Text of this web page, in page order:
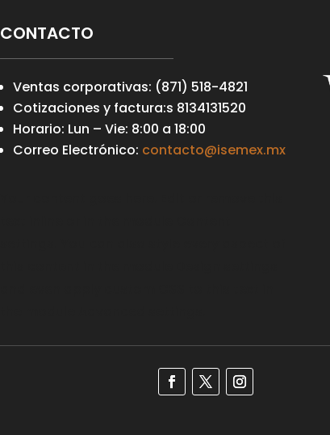
CONTACTO
Ventas corporativas: (871) 518-4821
Cotizaciones y factura:s 8134131520
Horario: Lun – Vie: 8:00 a 18:00
Correo Electrónico: contacto@isemex.mx